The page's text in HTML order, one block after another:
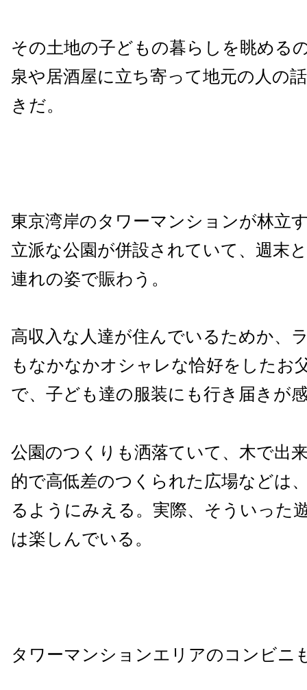
その土地の子どもの暮らしを眺める
泉や居酒屋に立ち寄って地元の人の
きだ。
東京湾岸のタワーマンションが林立
立派な公園が併設されていて、週末
連れの姿で賑わう。
高収入な人達が住んでいるためか、
もなかなかオシャレな恰好をしたお
で、子ども達の服装にも行き届きが
公園のつくりも洒落ていて、木で出
的で高低差のつくられた広場などは
るようにみえる。実際、そういった
は楽しんでいる。
タワーマンションエリアのコンビニ